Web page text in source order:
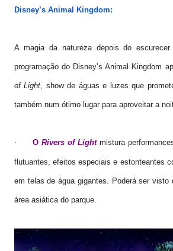
Disney’s Animal Kingdom:
A magia da natureza depois do escurecer
programação do Disney’s Animal Kingdom
of Light, show de águas e luzes que
também num ótimo lugar para aproveitar a
· O Rivers of Lightmistura
flutuantes, efeitos especiais e estonteantes
em telas de água gigantes. Poderá ser visto
área asiática do parque.